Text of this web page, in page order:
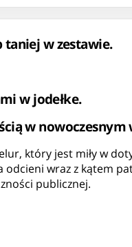
taniej w zestawie.
w jodełke.
w
który jest miły w
wraz z kątem
publicznej.